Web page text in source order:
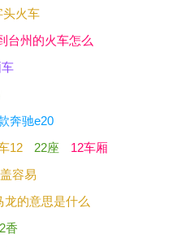
头火车
台州的火车怎么
奔驰e20
12 22座
12车厢
容易
龙的意思是什么
香